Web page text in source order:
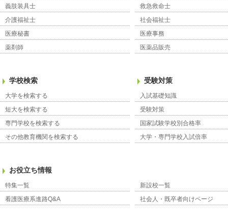
義肢装具士
救急救命士
介護福祉士
社会福祉士
医療秘書
医療事務
薬剤師
医薬品販売
学校検索
大学を検索する
短大を検索する
専門学校を検索する
その他教育機関を検索する
受験対策
入試基礎知識
受験対策
国家試験学校別合格率
大学・専門学校入試倍率
お役立ち情報
特集一覧
新設校一覧
看護医療系進路Q&A
社会人・既卒者向けページ